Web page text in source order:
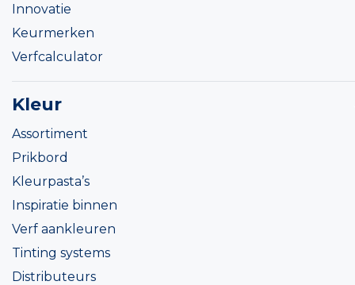
Innovatie
Keurmerken
Verfcalculator
Kleur
Assortiment
Prikbord
Kleurpasta’s
Inspiratie binnen
Verf aankleuren
Tinting systems
Distributeurs